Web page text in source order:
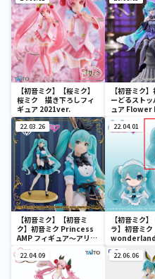
【初音ミク】【桜ミク】
桜ミク 描き下ろしフィ
ギュア 2021ver.
【初音ミク
ーどるスト
ュア Flower
ー
22.03.26
【初音ミク】【初音ミ
ク】初音ミク Princess
AMP フィギュア～アリス
ver.～
22.04.01
【初音ミク
ラ】初音ミク
wonderland
22.04.09 22.06.06